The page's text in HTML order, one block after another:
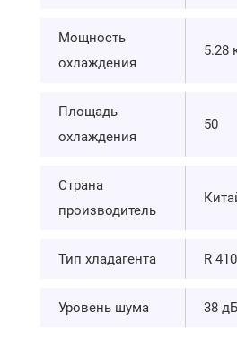
Мощность
охлаждения
5.28
Площадь
охлаждения
50
Страна
производитель
Тип хладагента R
Уровень шума 38